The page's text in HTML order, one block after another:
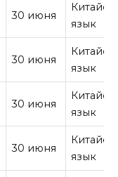
30 июня
язык
30 июня
язык
30 июня
язык
30 июня
язык